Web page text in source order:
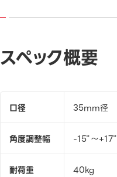
スペック概要
口径 35mm径
角度調整幅 -15°〜+17°
耐荷重 40kg